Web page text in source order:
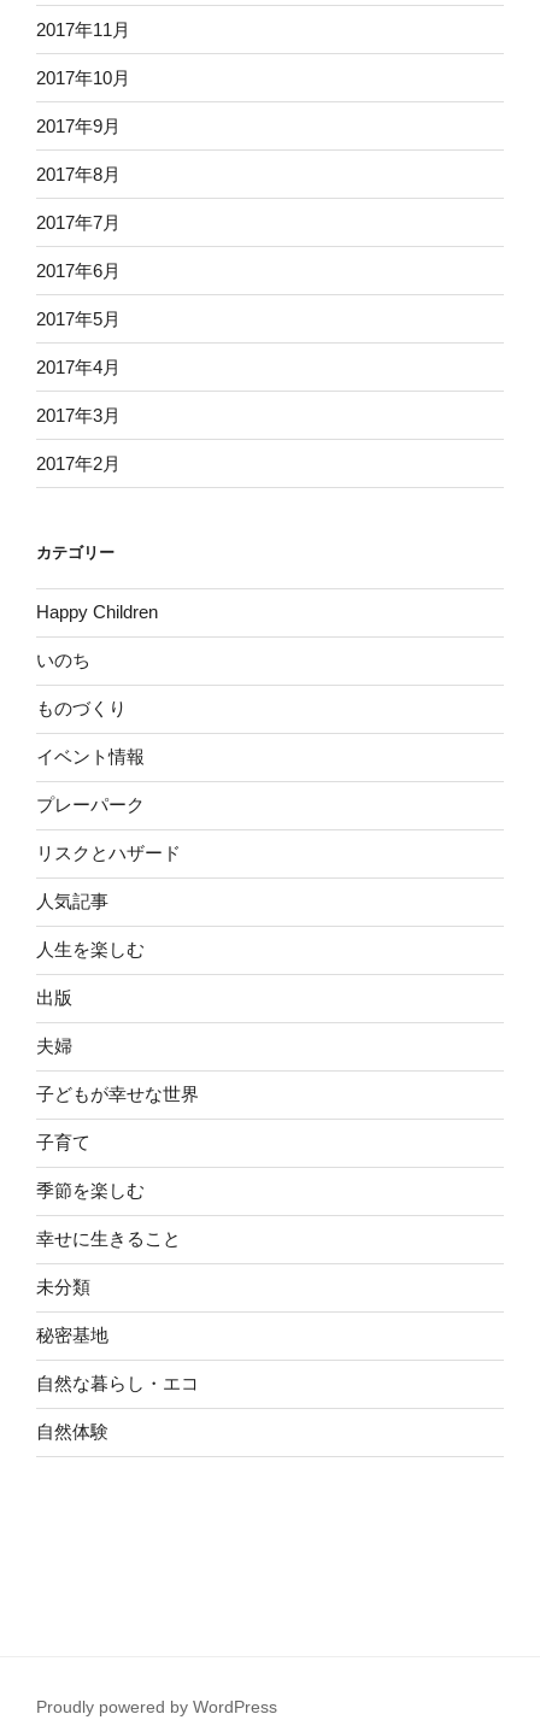
2017年11月
2017年10月
2017年9月
2017年8月
2017年7月
2017年6月
2017年5月
2017年4月
2017年3月
2017年2月
カテゴリー
Happy Children
いのち
ものづくり
イベント情報
プレーパーク
リスクとハザード
人気記事
人生を楽しむ
出版
夫婦
子どもが幸せな世界
子育て
季節を楽しむ
幸せに生きること
未分類
秘密基地
自然な暮らし・エコ
自然体験
Proudly powered by WordPress